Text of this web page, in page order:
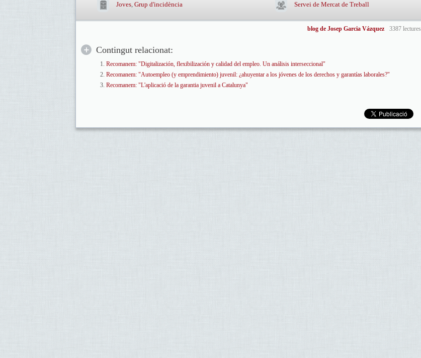
Joves, Grup d'incidència
Servei de Mercat de Treball
blog de Josep Garcia Vázquez 3387 lectures
Contingut relacionat:
Recomanem: "Digitalización, flexibilización y calidad del empleo. Un análisis interseccional"
Recomanem: "Autoempleo (y emprendimiento) juvenil: ¿ahuyentar a los jóvenes de los derechos y garantías laborales?"
Recomanem: "L'aplicació de la garantia juvenil a Catalunya"